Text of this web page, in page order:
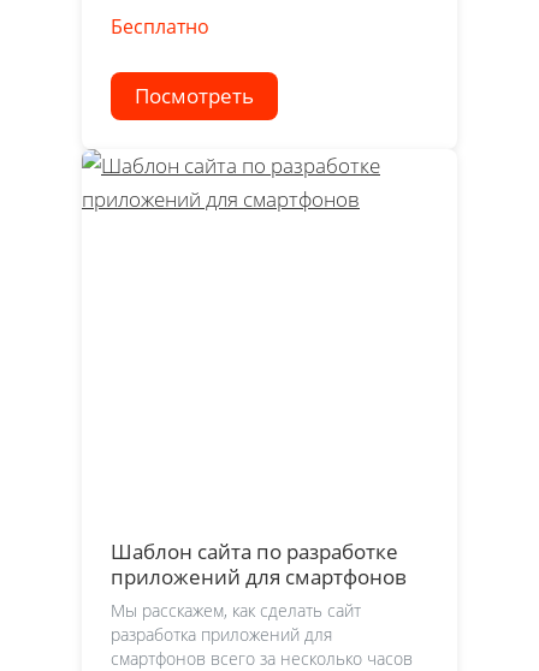
Бесплатно
Посмотреть
Шаблон сайта по разработке
приложений для смартфонов
Мы расскажем, как сделать сайт
разработка приложений для
смартфонов всего за несколько часов